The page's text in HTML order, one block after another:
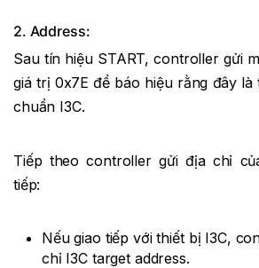
2. Address:
Sau tín hiệu START, controller gửi
giá trị 0x7E để báo hiệu rằng đây
chuẩn I3C.
Tiếp theo controller gửi địa chỉ
tiếp:
Nếu giao tiếp với thiết bị I3C,
chỉ I3C target address.